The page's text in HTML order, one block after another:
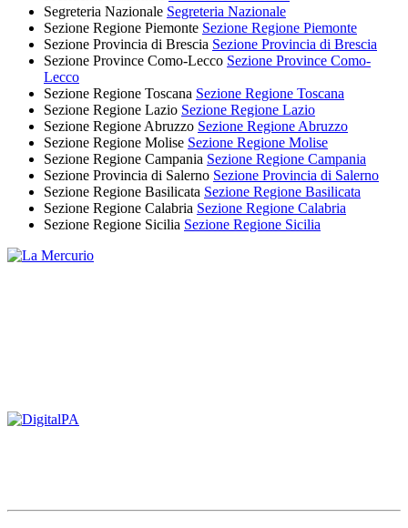
Segreteria Nazionale Segreteria Nazionale
Sezione Regione Piemonte Sezione Regione Piemonte
Sezione Provincia di Brescia Sezione Provincia di Brescia
Sezione Province Como-Lecco Sezione Province Como-
Lecco
Sezione Regione Toscana Sezione Regione Toscana
Sezione Regione Lazio Sezione Regione Lazio
Sezione Regione Abruzzo Sezione Regione Abruzzo
Sezione Regione Molise Sezione Regione Molise
Sezione Regione Campania Sezione Regione Campania
Sezione Provincia di Salerno Sezione Provincia di Salerno
Sezione Regione Basilicata Sezione Regione Basilicata
Sezione Regione Calabria Sezione Regione Calabria
Sezione Regione Sicilia Sezione Regione Sicilia